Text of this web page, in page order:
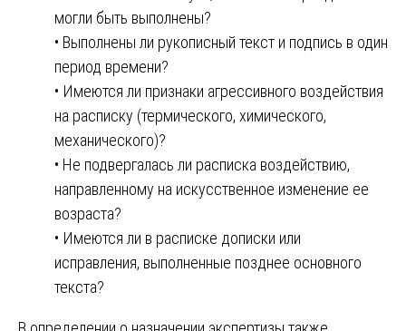
могли быть выполнены?
• Выполнены ли рукописный текст и подпись в один
период времени?
• Имеются ли признаки агрессивного воздействия
на расписку (термического, химического,
механического)?
• Не подвергалась ли расписка воздействию,
направленному на искусственное изменение ее
возраста?
• Имеются ли в расписке дописки или
исправления, выполненные позднее основного
текста?